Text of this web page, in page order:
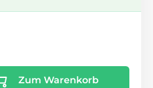
Zum Warenkorb